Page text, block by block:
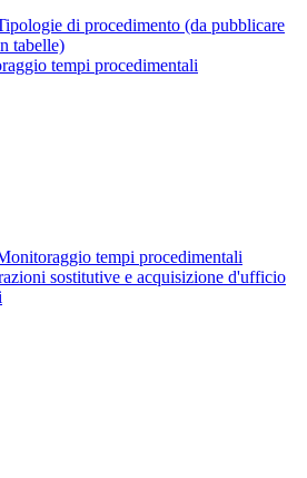
di procedimento (da pubblicare
tabelle)
tempi procedimentali
tempi procedimentali
sostitutive e acquisizione d'ufficio